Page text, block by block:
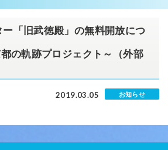
「旧武徳殿」の無料開放につ
の軌跡プロジェクト～（外部
2019.03.05 お知らせ